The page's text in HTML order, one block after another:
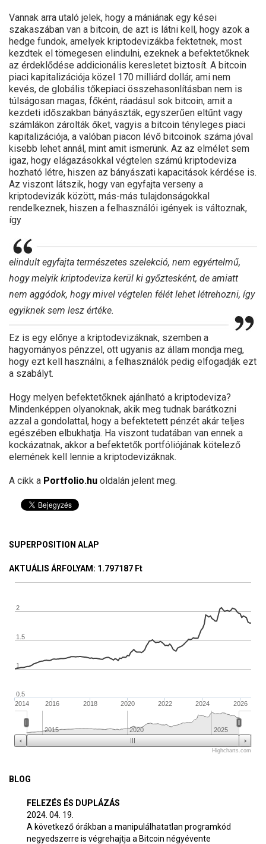
Vannak arra utaló jelek, hogy a mániának egy kései
szakaszában van a bitcoin, de azt is látni kell, hogy azok a
hedge fundok, amelyek kriptodevizákba fektetnek, most
kezdtek el tömegesen elindulni, ezeknek a befektetőknek
az érdeklődése addicionális keresletet biztosít. A bitcoin
piaci kapitalizációja közel 170 milliárd dollár, ami nem
kevés, de globális tőkepiaci összehasonlításban nem is
túlságosan magas, főként, ráadásul sok bitcoin, amit a
kezdeti időszakban bányászták, egyszerűen eltűnt vagy
számlákon zárolták őket, vagyis a bitcoin tényleges piaci
kapitalizációja, a valóban piacon lévő bitcoinok száma jóval
kisebb lehet annál, mint amit ismerünk. Az az elmélet sem
igaz, hogy elágazásokkal végtelen számú kriptodeviza
hozható létre, hiszen az bányászati kapacitások kérdése is.
Az viszont látszik, hogy van egyfajta verseny a
kriptodevizák között, más-más tulajdonságokkal
rendelkeznek, hiszen a felhasználói igények is változnak,
így
elindult egyfajta természetes szelekció, nem egyértelmű,
hogy melyik kriptodeviza kerül ki győztesként, de amiatt
nem aggódok, hogy mivel végtelen félét lehet létrehozni, így
egyiknek sem lesz értéke.
Ez is egy előnye a kriptodevizáknak, szemben a
hagyományos pénzzel, ott ugyanis az állam mondja meg,
hogy ezt kell használni, a felhasználók pedig elfogadják ezt
a szabályt.
Hogy melyen befektetőknek ajánlható a kriptodeviza?
Mindenképpen olyanoknak, akik meg tudnak barátkozni
azzal a gondolattal, hogy a befektetett pénzét akár teljes
egészében elbukhatja. Ha viszont tudatában van ennek a
kockázatnak, akkor a befektetők portfóliójának kötelező
elemének kell lennie a kriptodevizáknak.
A cikk a Portfolio.hu oldalán jelent meg.
SUPERPOSITION ALAP
AKTUÁLIS ÁRFOLYAM : 1.797187 Ft
2016 2018 2020 2022 2024 2026
2014
2015 2020 2025
1
1.5
2
0.5
Highcharts.com
BLOG
FELEZÉS ÉS DUPLÁZÁS
2024. 04. 19.
A következő órákban a manipulálhatatlan programkód
negyedszerre is végrehajtja a Bitcoin négyévente